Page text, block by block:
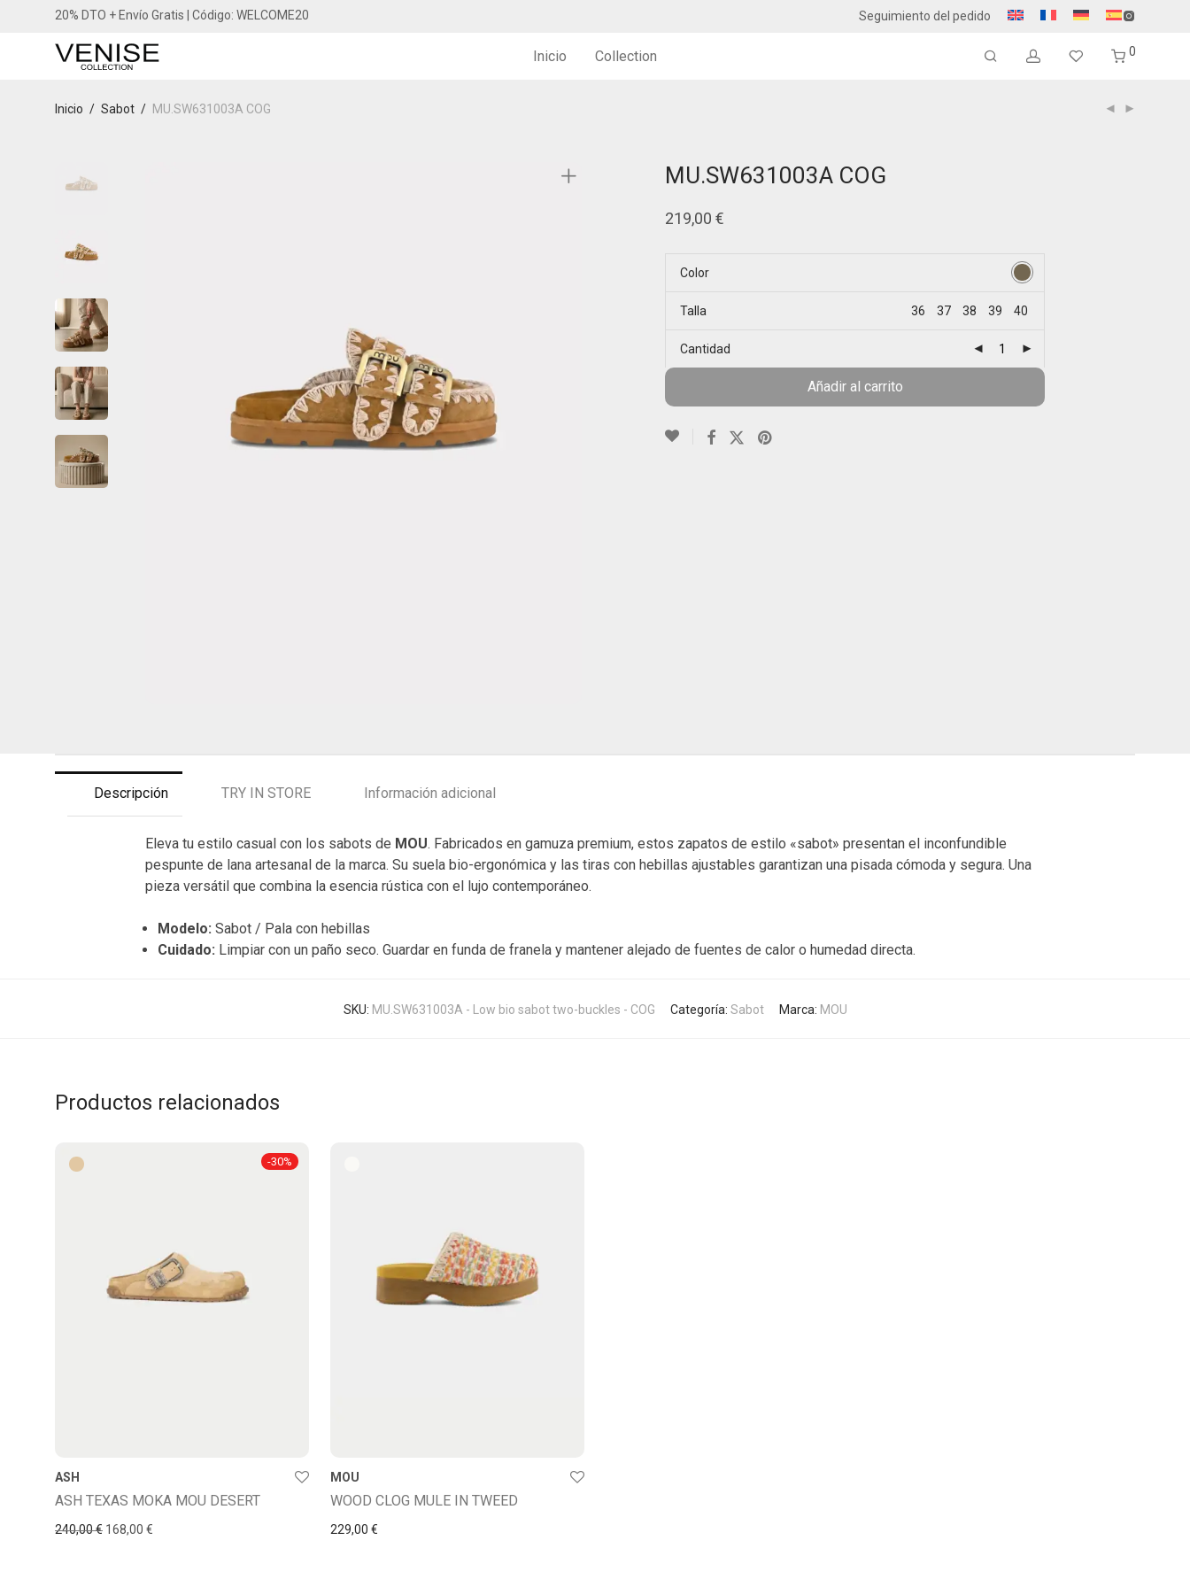
20% DTO + Envío Gratis | Código: WELCOME20 Seguimiento del pedido
Inicio Collection 0
Inicio / Sabot / MU.SW631003A COG
MU.SW631003A COG
219,00 €
Color
Talla 36 37 38 39 40
Cantidad
Añadir al carrito
Descripción TRY IN STORE Información adicional
Eleva tu estilo casual con los sabots de MOU. Fabricados en gamuza premium, estos zapatos de estilo «sabot» presentan el inconfundible
pespunte de lana artesanal de la marca. Su suela bio-ergonómica y las tiras con hebillas ajustables garantizan una pisada cómoda y segura. Una
pieza versátil que combina la esencia rústica con el lujo contemporáneo.
Modelo: Sabot / Pala con hebillas
Cuidado: Limpiar con un paño seco. Guardar en funda de franela y mantener alejado de fuentes de calor o humedad directa.
SKU: MU.SW631003A - Low bio sabot two-buckles - COG Categoría: Sabot Marca: MOU
Productos relacionados
-30%
ASH
ASH TEXAS MOKA MOU DESERT
240,00€ El precio original era: 240,00 €.
168,00 €
MOU
WOOD CLOG MULE IN TWEED
229,00 €